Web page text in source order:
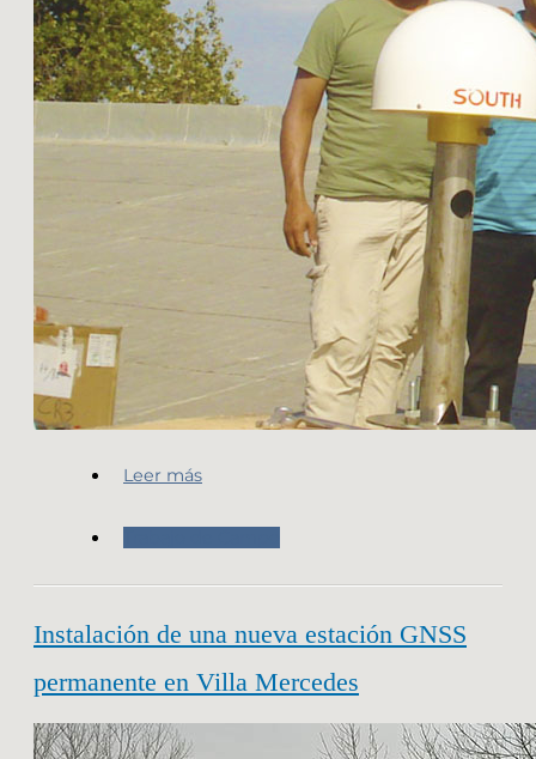
Leer más
Instalación de una nueva estación GNSS
permanente en Villa Mercedes